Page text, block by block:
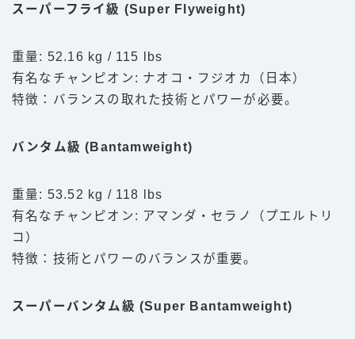
スーパーフライ級 (Super Flyweight)
重量: 52.16 kg / 115 lbs
有名なチャンピオン: ナオコ・フジオカ（日本）
特徴：バランスの取れた技術とパワーが必要。
バンタム級 (Bantamweight)
重量: 53.52 kg / 118 lbs
有名なチャンピオン: アマンダ・セラノ（プエルトリ
コ）
特徴：技術とパワーのバランスが重要。
スーパーバンタム級 (Super Bantamweight)